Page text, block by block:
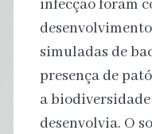
infecção foram
simuladas de
presença de
a biodiversidade
desenvolvia. O